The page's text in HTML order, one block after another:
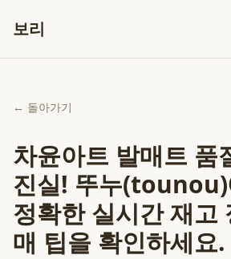
보리
← 돌아가기
차윤아트 발매트 품
진실! 뚜누
정확한 실시간 재고
매 팁을 확인하세요.